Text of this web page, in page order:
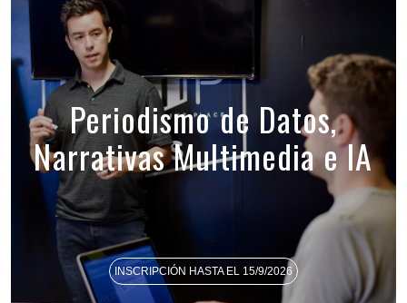
Periodismo de Datos,
Narrativas Multimedia e IA
INSCRIPCIÓN HASTA EL 15/9/2026